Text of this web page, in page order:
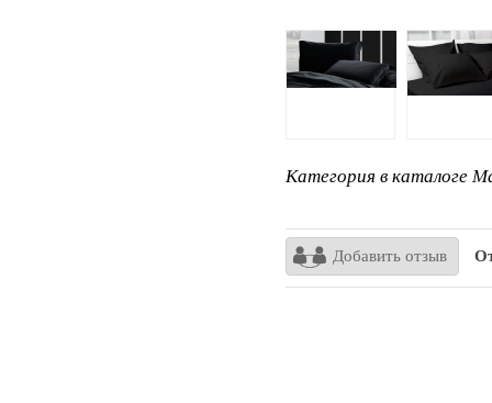
Категория в каталоге
Добавить отзыв